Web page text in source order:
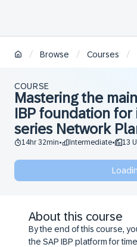
/ Browse / Courses /
COURSE
​​​Mastering the
IBP foundation
series Network
14hr 32min• Intermediate• 13
About this course
By the end of this course,
the SAP IBP platform for